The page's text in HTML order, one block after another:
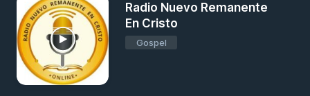
Radio Nuevo Remanente
En Cristo
Gospel